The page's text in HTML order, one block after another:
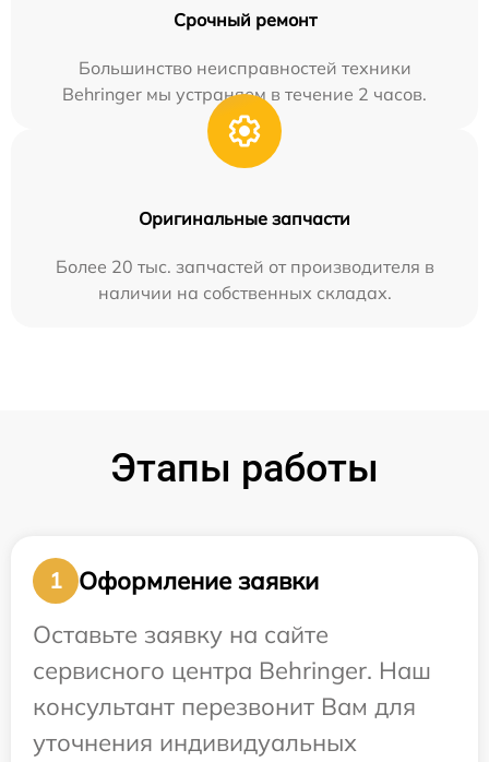
Срочный ремонт
Большинство неисправностей техники
Behringer мы устраняем в течение 2 часов.
Оригинальные запчасти
Более 20 тыс. запчастей от производителя в
наличии на собственных складах.
Этапы работы
1
Оформление заявки
Оставьте заявку на сайте
сервисного центра Behringer. Наш
консультант перезвонит Вам для
уточнения индивидуальных